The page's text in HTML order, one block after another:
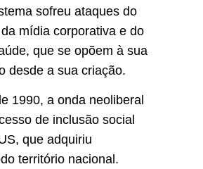
sofreu ataques do
mídia corporativa e do
que se opõem à sua
desde a sua criação.
1990, a onda neoliberal
de inclusão social
que adquiriu
território nacional.